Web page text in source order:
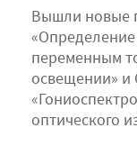
Вышли новые
«Определение
переменным
освещении» и
оптического